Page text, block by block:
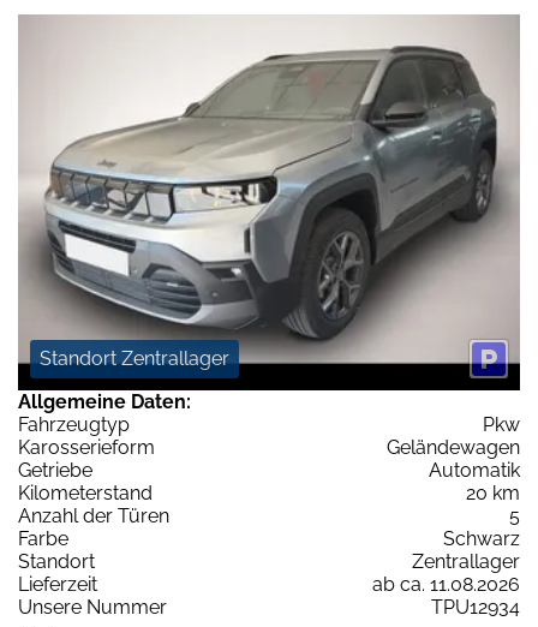
Standort Zentrallager
Allgemeine Daten:
Fahrzeugtyp
Pkw
Karosserieform
Geländewagen
Getriebe
Automatik
Kilometerstand
20 km
Anzahl der Türen
5
Farbe
Schwarz
Standort
Zentrallager
Lieferzeit
ab ca. 11.08.2026
Unsere Nummer
TPU12934